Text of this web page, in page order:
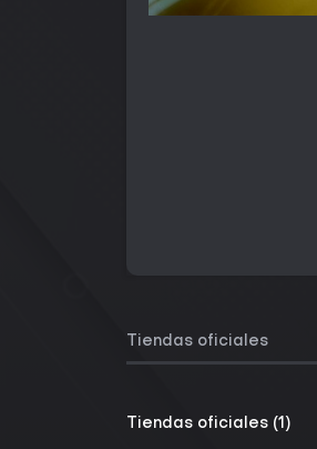
Tiendas oficiales
Tiendas oficiales (1)